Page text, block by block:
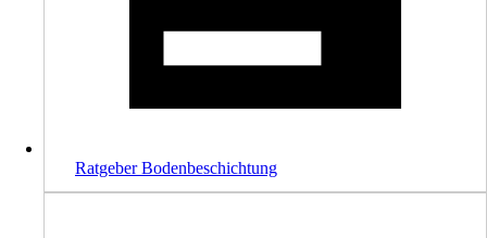
Ratgeber Bodenbeschichtung